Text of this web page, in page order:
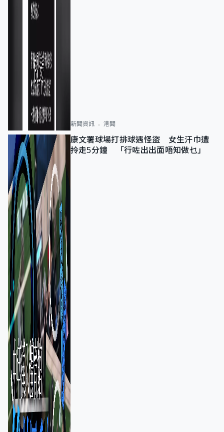
新聞資訊 港聞
康文署球場打排球遇怪盜 女生汗巾遭
拎走5分鐘 「行咗出出面唔知做乜」